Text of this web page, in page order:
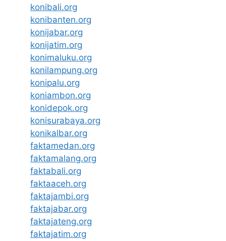
konibali.org
konibanten.org
konijabar.org
konijatim.org
konimaluku.org
konilampung.org
konipalu.org
koniambon.org
konidepok.org
konisurabaya.org
konikalbar.org
faktamedan.org
faktamalang.org
faktabali.org
faktaaceh.org
faktajambi.org
faktajabar.org
faktajateng.org
faktajatim.org